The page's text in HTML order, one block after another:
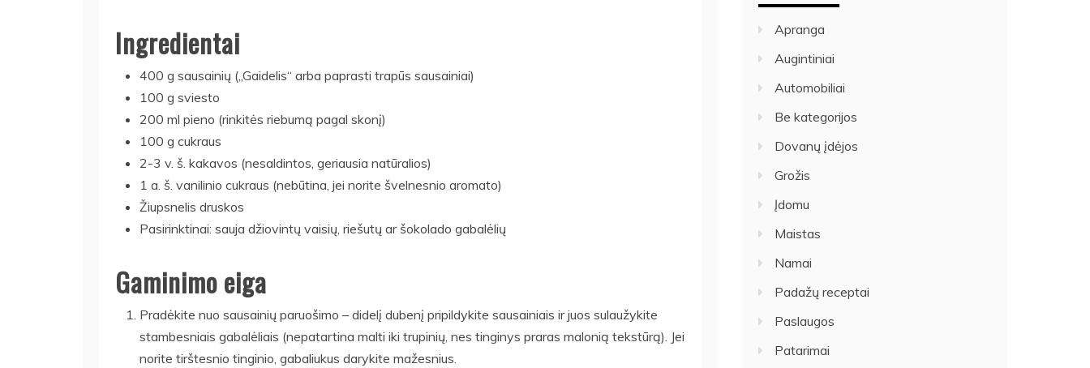
Ingredientai
400 g sausainių („Gaidelis“ arba paprasti trapūs sausainiai)
100 g sviesto
200 ml pieno (rinkitės riebumą pagal skonį)
100 g cukraus
2-3 v. š. kakavos (nesaldintos, geriausia natūralios)
1 a. š. vanilinio cukraus (nebūtina, jei norite švelnesnio aromato)
Žiupsnelis druskos
Pasirinktinai: sauja džiovintų vaisių, riešutų ar šokolado gabalėlių
Gaminimo eiga
Pradėkite nuo sausainių paruošimo – didelį dubenį pripildykite sausainiais ir juos sulaužykite
stambesniais gabalėliais (nepatartina malti iki trupinių, nes tinginys praras malonią tekstūrą). Jei
norite tirštesnio tinginio, gabaliukus darykite mažesnius.
Apranga
Augintiniai
Automobiliai
Be kategorijos
Dovanų įdėjos
Grožis
Įdomu
Maistas
Namai
Padažų receptai
Paslaugos
Patarimai